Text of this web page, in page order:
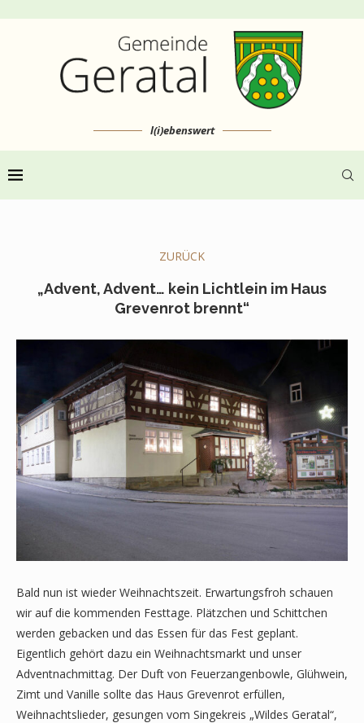
l(i)ebenswert
ZURÜCK
„Advent, Advent… kein Lichtlein im Haus
Grevenrot brennt“
Bald nun ist wieder Weihnachtszeit. Erwartungsfroh schauen
wir auf die kommenden Festtage. Plätzchen und Schittchen
werden gebacken und das Essen für das Fest geplant.
Eigentlich gehört dazu ein Weihnachtsmarkt und unser
Adventnachmittag. Der Duft von Feuerzangenbowle, Glühwein,
Zimt und Vanille sollte das Haus Grevenrot erfüllen,
Weihnachtslieder, gesungen vom Singekreis „Wildes Geratal“,